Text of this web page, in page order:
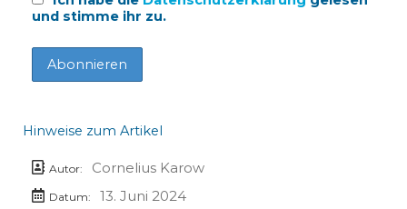
und stimme ihr zu.
Hinweise zum Artikel
Autor: Cornelius Karow
Datum:
13. Juni 2024